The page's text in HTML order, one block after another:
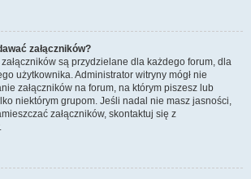
załączników?
są przydzielane dla każdego forum, dla
użytkownika. Administrator witryny mógł nie
załączników na forum, na którym piszesz lub
niektórym grupom. Jeśli nadal nie masz jasności,
załączników, skontaktuj się z